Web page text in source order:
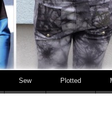
Sew Plotted